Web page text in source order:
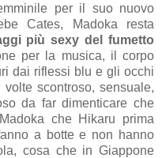
per il suo nuovo
Cates, Madoka resta
più sexy del fumetto
per la musica, il corpo
dai riflessi blu e gli occhi
scontroso, sensuale,
da far dimenticare che
che Hikaru prima
a botte e non hanno
cosa che in Giappone